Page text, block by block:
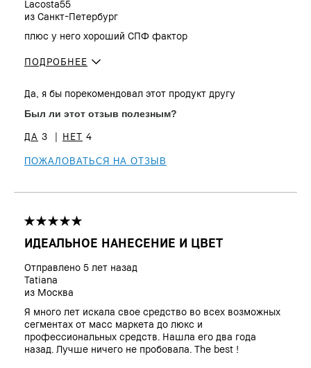
Lacosta55
из Санкт-Петербург
плюс у него хороший СПФ фактор
ПОДРОБНЕЕ
Да, я бы порекомендовал этот продукт другу
Был ли этот отзыв полезным?
3 4
ПОЖАЛОВАТЬСЯ НА ОТЗЫВ
ИДЕАЛЬНОЕ НАНЕСЕНИЕ И ЦВЕТ
Отправлено 5 лет назад
Tatiana
из Москва
Я много лет искала свое средство во всех возможных
сегментах от масс маркета до люкс и
профессиональных средств. Нашла его два года
назад. Лучше ничего не пробовала. The best !